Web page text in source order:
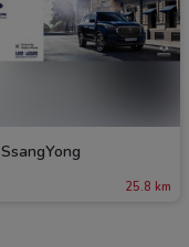
SsangYong
25.8 km